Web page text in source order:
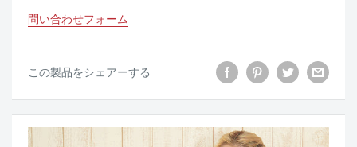
問い合わせフォーム
この製品をシェアーする